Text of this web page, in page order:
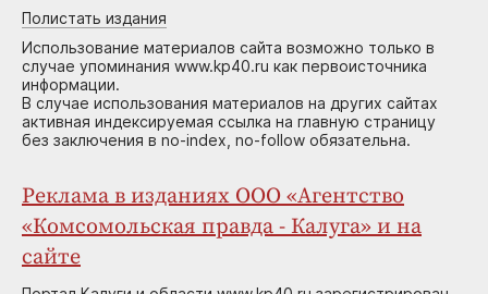
Полистать издания
Использование материалов сайта возможно только в
случае упоминания www.kp40.ru как первоисточника
информации.
В случае использования материалов на других сайтах
активная индексируемая ссылка на главную страницу
без заключения в no-index, no-follow обязательна.
Реклама в изданиях ООО «Агентство
«Комсомольская правда - Калуга» и на
сайте